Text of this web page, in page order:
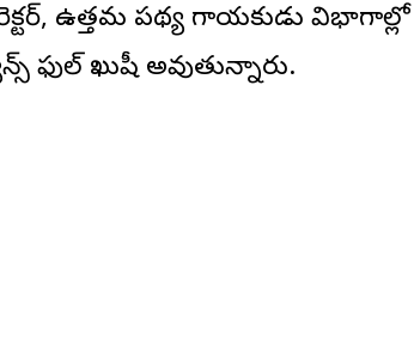
ఉత్త‌మ నేప‌థ్య గాయ‌కుడు విభాగాల్లో
ఫుల్ ఖుషీ అవుతున్నారు.